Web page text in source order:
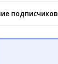
подписчиков